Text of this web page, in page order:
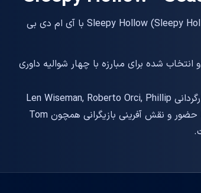
دانلود زیرنویس سریال فصل دوم Sleepy Hollow (Sleepy Hollow - Season 2 2015) با آی ام دی بی
شده برای مبارزه با چهار شوالیه داوری
در سال 2015 و به کارگردانی Len Wiseman, Roberto Orci, Phillip
Iscove, Alex Kurtzman ساخته شد. این سریال جذاب با حضور و نقش آفرینی بازیگرانی همچون Tom